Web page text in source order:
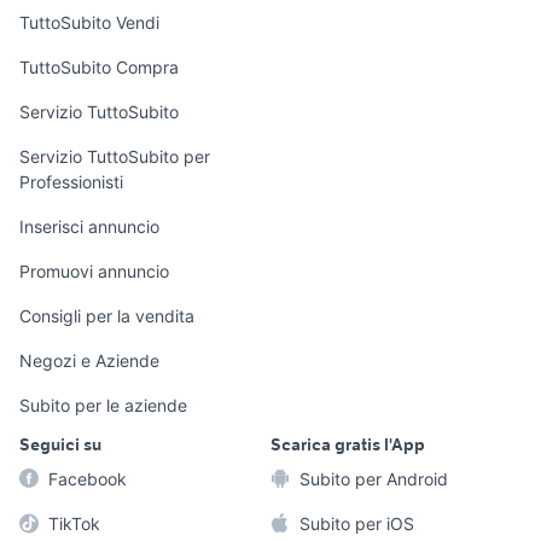
Informatica
Console e
persona
Tutto per i bambini
Sports
Biciclette
Collezionismo
TuttoSubito Vendi
TuttoSubito Compra
Servizio TuttoSubito
Servizio TuttoSubito per
Professionisti
Inserisci annuncio
Promuovi annuncio
Consigli per la vendita
Negozi e Aziende
Subito per le aziende
Seguici su
Facebook
TikTok
Scarica gratis l'App
Subito per Android
Subito per iOS